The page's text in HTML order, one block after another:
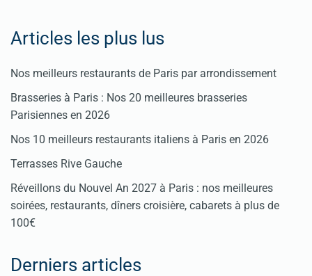
Articles les plus lus
Nos meilleurs restaurants de Paris par arrondissement
Brasseries à Paris : Nos 20 meilleures brasseries
Parisiennes en 2026
Nos 10 meilleurs restaurants italiens à Paris en 2026
Terrasses Rive Gauche
Réveillons du Nouvel An 2027 à Paris : nos meilleures
soirées, restaurants, dîners croisière, cabarets à plus de
100€
Derniers articles